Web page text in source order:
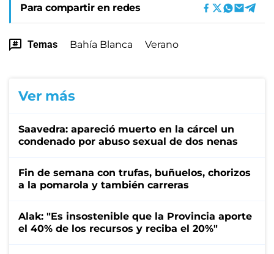
Para compartir en redes
Temas Bahía Blanca Verano
Ver más
Saavedra: apareció muerto en la cárcel un
condenado por abuso sexual de dos nenas
Fin de semana con trufas, buñuelos, chorizos
a la pomarola y también carreras
Alak: "Es insostenible que la Provincia aporte
el 40% de los recursos y reciba el 20%"